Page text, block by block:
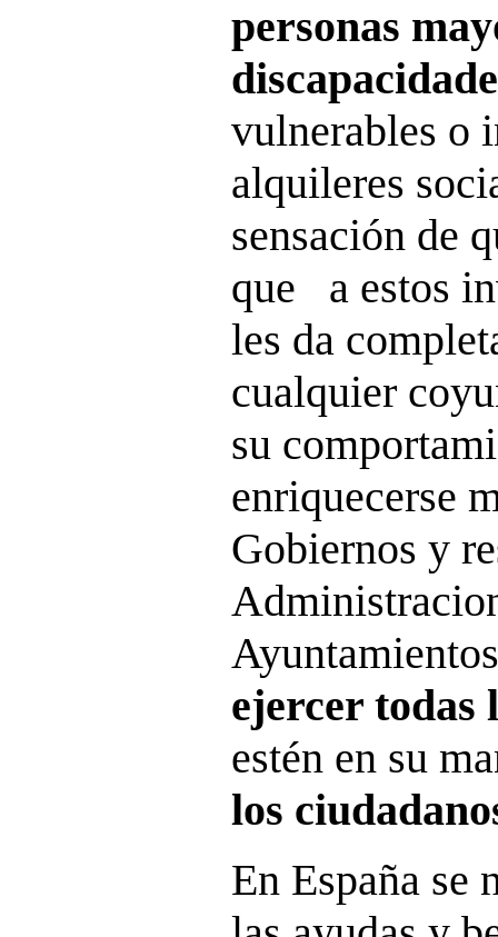
personas
vulnerables o
alquileres
sensación de
que a estos
les da
cualquier
su
enriquecerse
Gobiernos y
ejercer todas
estén en su
los
En España se